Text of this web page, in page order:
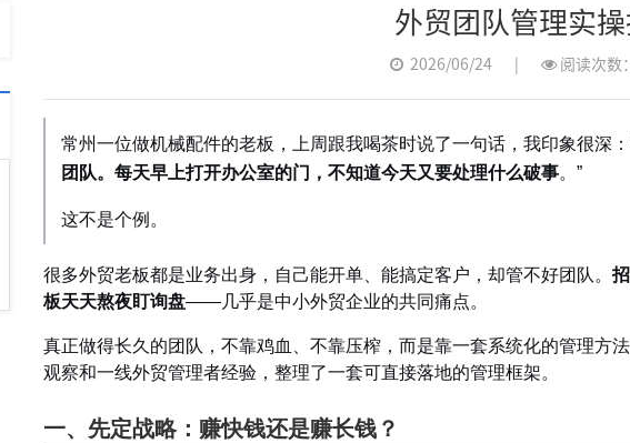
外贸团队管理实
2026/06/24 阅读次数
常州一位做机械配件的老板，上周跟我喝茶时说了一句话，我印象很深：
团队。每天早上打开办公室的门，不知道今天又要处理什么破事。”
这不是个例。
很多外贸老板都是业务出身，自己能开单、能搞定客户，却管不好团队。
板天天熬夜盯询盘——几乎是中小外贸企业的共同痛点。
真正做得长久的团队，不靠鸡血、不靠压榨，而是靠一套系统化的管理方
观察和一线外贸管理者经验，整理了一套可直接落地的管理框架。
一、先定战略：赚快钱还是赚长钱？